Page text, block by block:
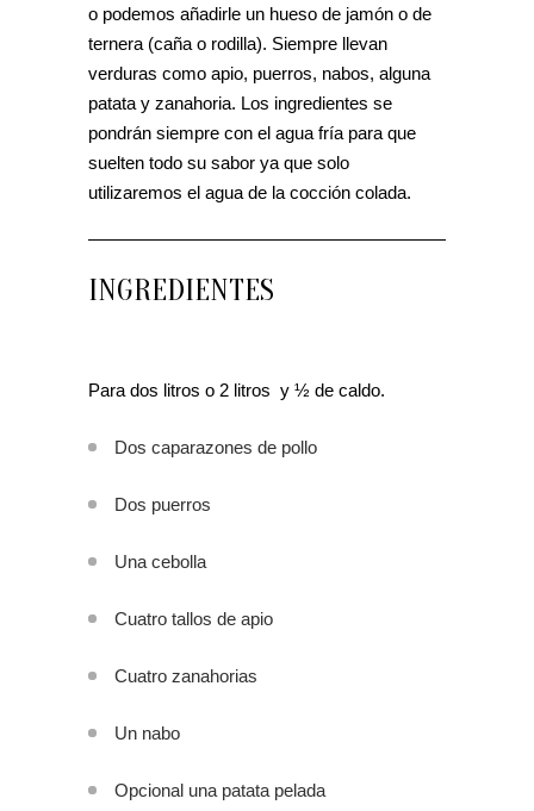
o podemos añadirle un hueso de jamón o de
ternera (caña o rodilla). Siempre llevan
verduras como apio, puerros, nabos, alguna
patata y zanahoria. Los ingredientes se
pondrán siempre con el agua fría para que
suelten todo su sabor ya que solo
utilizaremos el agua de la cocción colada.
INGREDIENTES
Para dos litros o 2 litros y ½ de caldo.
Dos caparazones de pollo
Dos puerros
Una cebolla
Cuatro tallos de apio
Cuatro zanahorias
Un nabo
Opcional una patata pelada